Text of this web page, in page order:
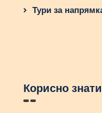
Тури за
Корисно знати